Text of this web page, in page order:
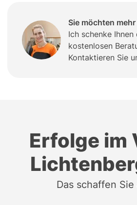
Sie möchten
Ich schenke Ihnen
kostenlosen
Kontaktieren Sie
Erfolge im
Das schaffen Sie